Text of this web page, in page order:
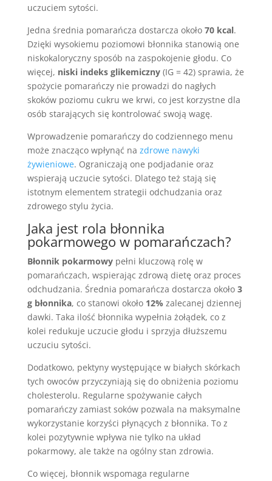
uczuciem sytości.
Jedna średnia pomarańcza dostarcza około 70 kcal.
Dzięki wysokiemu poziomowi błonnika stanowią one
niskokaloryczny sposób na zaspokojenie głodu. Co
więcej, niski indeks glikemiczny(IG = 42) sprawia, że
spożycie pomarańczy nie prowadzi do nagłych
skoków poziomu cukru we krwi, co jest korzystne dla
osób starających się kontrolować swoją wagę.
Wprowadzenie pomarańczy do codziennego menu
może znacząco wpłynąć na zdrowe nawyki
żywieniowe. Ograniczają one podjadanie oraz
wspierają uczucie sytości. Dlatego też stają się
istotnym elementem strategii odchudzania oraz
zdrowego stylu życia.
Jaka jest rola błonnika
pokarmowego w pomarańczach?
Błonnik pokarmowypełni kluczową rolę w
pomarańczach, wspierając zdrową dietę oraz proces
odchudzania. Średnia pomarańcza dostarcza około 3
g błonnika, co stanowi około 12% zalecanej dziennej
dawki. Taka ilość błonnika wypełnia żołądek, co z
kolei redukuje uczucie głodu i sprzyja dłuższemu
uczuciu sytości.
Dodatkowo, pektyny występujące w białych skórkach
tych owoców przyczyniają się do obniżenia poziomu
cholesterolu. Regularne spożywanie całych
pomarańczy zamiast soków pozwala na maksymalne
wykorzystanie korzyści płynących z błonnika. To z
kolei pozytywnie wpływa nie tylko na układ
pokarmowy, ale także na ogólny stan zdrowia.
Co więcej, błonnik wspomaga regularne